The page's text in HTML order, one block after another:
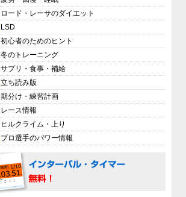
ロード・レーサのダイエット
LSD
初心者のためのヒント
冬のトレーニング
サプリ・食事・補給
立ち読み版
期分け・練習計画
レース情報
ヒルクライム・上り
プロ選手のパワー情報